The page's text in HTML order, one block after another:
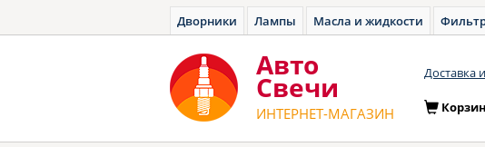
Дворники Лампы Масла и жидкости
Авто
Cвечи
ИНТЕРНЕТ-МАГАЗИН
Доставка